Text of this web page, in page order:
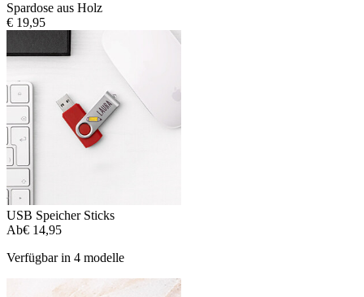
Spardose aus Holz
€ 19,95
USB Speicher Sticks
Ab€ 14,95
Verfügbar in 4 modelle